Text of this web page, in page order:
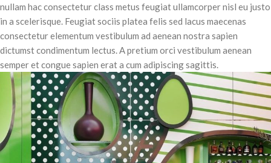
nullam hac consectetur class metus feugiat ullamcorper nisl eu justo
in a scelerisque. Feugiat sociis platea felis sed lacus maecenas
consectetur elementum vestibulum ad aenean nostra sapien
dictumst condimentum lectus. A pretium orci vestibulum aenean
semper et congue sapien erat a cum adipiscing sagittis.